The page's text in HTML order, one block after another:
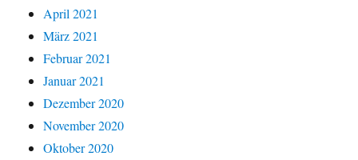
April 2021
März 2021
Februar 2021
Januar 2021
Dezember 2020
November 2020
Oktober 2020